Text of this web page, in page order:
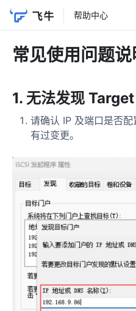
帮助中心
常见使用问题说
1. 无法发现 Target
请确认 IP 及端口是否
有过变更。